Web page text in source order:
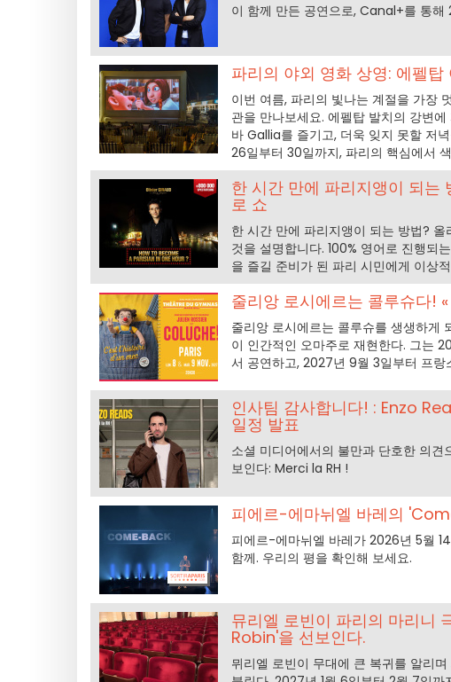
이 함께 만든 공연으로, Canal+를 통
파리의 야외 영화 상영: 에펠
이번 여름, 파리의 빛나는 계절을 가장
관을 만나보세요. 에펠탑 발치의 강변
바 Gallia를 즐기고, 더욱 잊지 못할 저
26일부터 30일까지, 파리의 핵심에서
한 시간 만에 파리지앵이 되는
로 쇼
한 시간 만에 파리지앵이 되는 방법?
것을 설명합니다. 100% 영어로 진행되
을 즐길 준비가 된 파리 시민에게 이상
줄리앙 로시에르는 콜루슈다!
줄리앙 로시에르는 콜루슈를 생생하게
이 인간적인 오마주로 재현한다. 그는
서 공연하고, 2027년 9월 3일부터 프랑
인사팀 감사합니다! : Enzo
일정 발표
소셜 미디어에서의 불만과 단호한 의
보인다: Merci la RH !
피에르-에마뉘엘 바레의
피에르-에마뉘엘 바레가 2026년 5월
함께. 우리의 평을 확인해 보세요.
뮤리엘 로빈이 파리의 마리니
Robin'을 선보인다.
뮈리엘 로빈이 무대에 큰 복귀를 알리